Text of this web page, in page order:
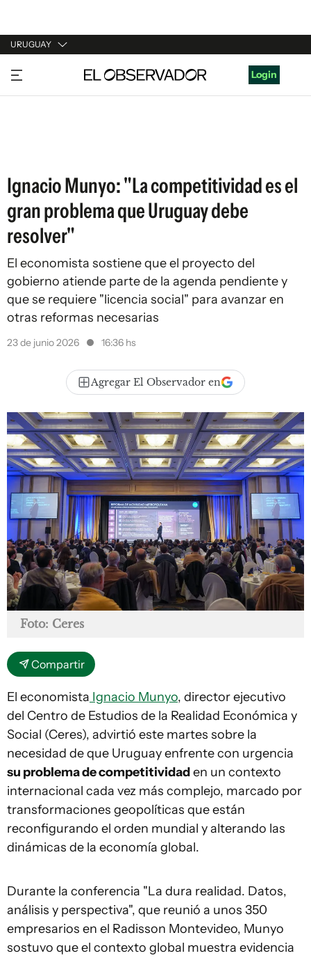
URUGUAY
URUGUAY
ARGENTINA
Login
Ignacio Munyo: "La competitividad es el
gran problema que Uruguay debe
resolver"
El economista sostiene que el proyecto del
gobierno atiende parte de la agenda pendiente y
que se requiere "licencia social" para avanzar en
otras reformas necesarias
23 de junio 2026 16:36 hs
Agregar El Observador en
Foto: Ceres
Compartir
El economista Ignacio Munyo, director ejecutivo
del Centro de Estudios de la Realidad Económica y
Social (Ceres), advirtió este martes sobre la
necesidad de que Uruguay enfrente con urgencia
su problema de competitividaden un contexto
internacional cada vez más complejo, marcado por
transformaciones geopolíticas que están
reconfigurando el orden mundial y alterando las
dinámicas de la economía global.
Durante la conferencia "La dura realidad. Datos,
análisis y perspectiva", que reunió a unos 350
empresarios en el Radisson Montevideo, Munyo
sostuvo que el contexto global muestra evidencia